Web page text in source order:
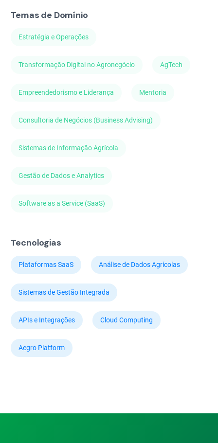
Temas de Domínio
Estratégia e Operações
Transformação Digital no Agronegócio AgTech
Empreendedorismo e Liderança Mentoria
Consultoria de Negócios (Business Advising)
Sistemas de Informação Agrícola
Gestão de Dados e Analytics
Software as a Service (SaaS)
Tecnologias
Plataformas SaaS Análise de Dados Agrícolas
Sistemas de Gestão Integrada
APIs e Integrações Cloud Computing
Aegro Platform